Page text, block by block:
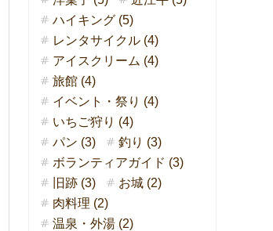
ハイキング (5)
レンタサイクル (4)
アイスクリーム (4)
旅館 (4)
イベント・祭り (4)
いちご狩り (4)
パン (3)
釣り (3)
ボランティアガイド (3)
旧跡 (3)
お城 (2)
肉料理 (2)
温泉・外湯 (2)